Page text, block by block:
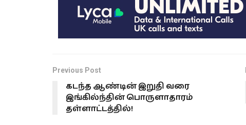
Previous Post
கடந்த ஆண்டின் இறுதி வரை
இங்கில்ந்தின் பொருளாதாரம்
தள்ளாட்டத்தில்!